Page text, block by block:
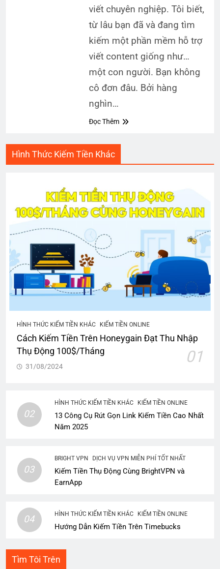
Hình Thức Kiếm Tiền Khác
HÌNH THỨC KIẾM TIỀN KHÁC KIẾM TIỀN ONLINE
Cách Kiếm Tiền Trên Honeygain Đạt Thu Nhập
Thụ Động 100$/Tháng
01
31/08/2024
02
HÌNH THỨC KIẾM TIỀN KHÁC KIẾM TIỀN ONLINE
13 Công Cụ Rút Gọn Link Kiếm Tiền Cao Nhất
Năm 2025
03
BRIGHT VPN DỊCH VỤ VPN MIỄN PHÍ TỐT NHẤT
Kiếm Tiền Thụ Động Cùng BrightVPN và
EarnApp
04 HÌNH THỨC KIẾM TIỀN KHÁC KIẾM TIỀN ONLINE
Hướng Dẫn Kiếm Tiền Trên Timebucks
viết chuyên nghiệp. Tôi biết,
từ lâu bạn đã và đang tìm
kiếm một phần mềm hỗ trợ
viết content giống như…
một con người. Bạn không
cô đơn đâu. Bởi hàng
nghìn…
Đọc Thêm
Tìm Tôi Trên